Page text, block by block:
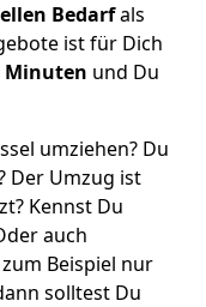
Bedarfals
ist für Dich
Minuten und Du
umziehen? Du
Der Umzug ist
Kennst Du
auch
Beispiel nur
solltest Du